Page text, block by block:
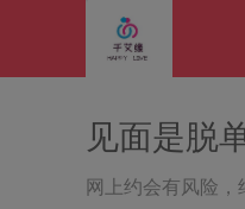
见面是脱
网上约会有风险，